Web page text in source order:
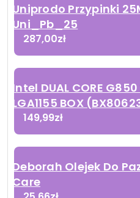
Uniprodo Przypinki
Uni_Pb_25
287,00zł
Intel DUAL CORE
LGA1155 BOX
149,99zł
Deborah Olejek Do
Care